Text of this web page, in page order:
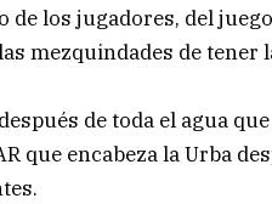
de los jugadores, del
mezquindades de
de toda el agua
que encabeza la Urba